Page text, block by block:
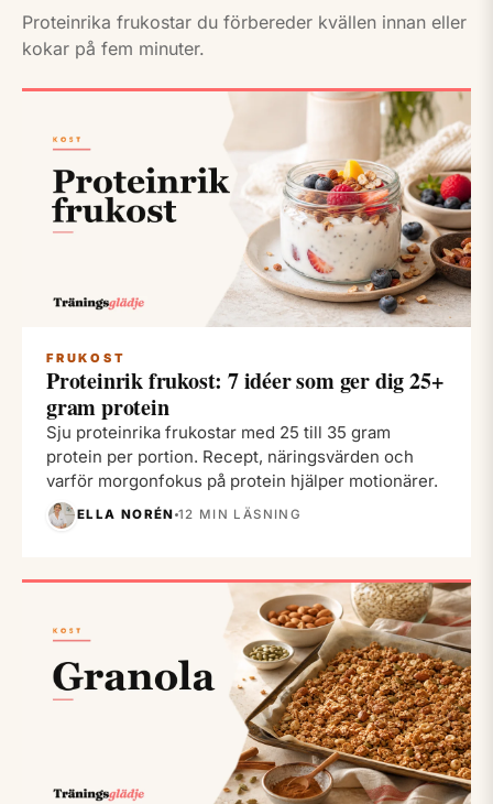
Proteinrika frukostar du förbereder kvällen innan eller
kokar på fem minuter.
FRUKOST
Proteinrik frukost: 7 idéer som ger dig 25+
gram protein
Sju proteinrika frukostar med 25 till 35 gram
protein per portion. Recept, näringsvärden och
varför morgonfokus på protein hjälper motionärer.
ELLA NORÉN 12 MIN LÄSNING